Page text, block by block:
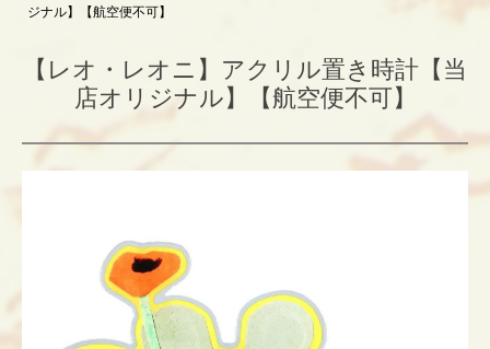
ジナル】【航空便不可】
【レオ・レオニ】アクリル置き時計【当
店オリジナル】【航空便不可】